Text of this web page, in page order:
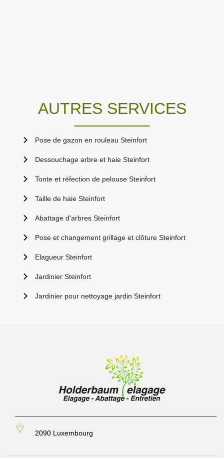
AUTRES SERVICES
Pose de gazon en rouleau Steinfort
Dessouchage arbre et haie Steinfort
Tonte et réfection de pelouse Steinfort
Taille de haie Steinfort
Abattage d'arbres Steinfort
Pose et changement grillage et clôture Steinfort
Elagueur Steinfort
Jardinier Steinfort
Jardinier pour nettoyage jardin Steinfort
2090 Luxembourg